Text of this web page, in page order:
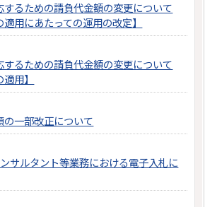
するための請負代金額の変更について
適用にあたっての運用の改定】
するための請負代金額の変更について
用】
の一部改正について
サルタント等業務における電子入札に